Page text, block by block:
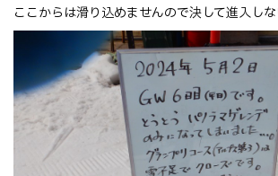
ここからは滑り込めませんので決して進入しな